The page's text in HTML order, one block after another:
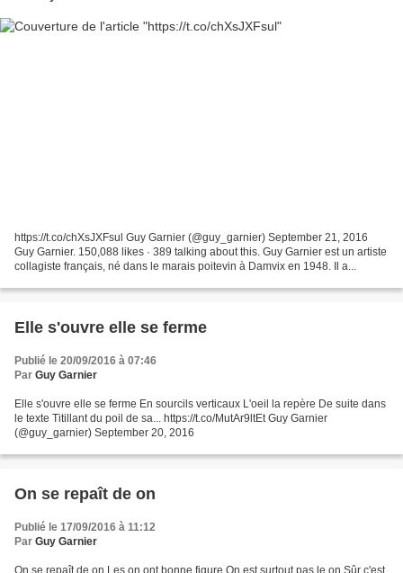
https://t.co/chXsJXFsul Guy Garnier (@guy_garnier) September 21, 2016
Guy Garnier. 150,088 likes · 389 talking about this. Guy Garnier est un artiste
collagiste français, né dans le marais poitevin à Damvix en 1948. Il a...
Elle s'ouvre elle se ferme
Publié le 20/09/2016 à 07:46
Par Guy Garnier
Elle s'ouvre elle se ferme En sourcils verticaux L'oeil la repère De suite dans
le texte Titillant du poil de sa... https://t.co/MutAr9ltEt Guy Garnier
(@guy_garnier) September 20, 2016
On se repaît de on
Publié le 17/09/2016 à 11:12
Par Guy Garnier
On se repaît de on Les on ont bonne figure On est surtout pas le on Sûr c'est